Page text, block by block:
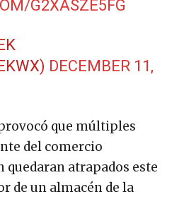
G2XASZE5FG
DECEMBER 11,
que múltiples
del comercio
atrapados este
de un almacén de la